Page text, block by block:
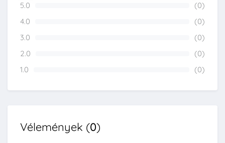
5.0
(0)
4.0
(0)
3.0
(0)
2.0
(0)
1.0
(0)
Vélemények (0)